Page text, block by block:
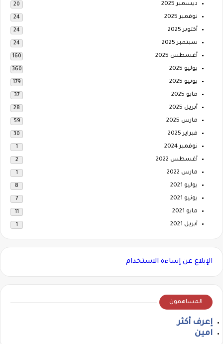
ديسمبر 2025 20
نوفمبر 2025 24
أكتوبر 2025 24
سبتمبر 2025 24
أغسطس 2025 160
يوليو 2025 360
يونيو 2025 179
مايو 2025 37
أبريل 2025 28
مارس 2025 59
فبراير 2025 30
نوفمبر 2024 1
أغسطس 2022 2
مارس 2022 1
يوليو 2021 8
يونيو 2021 7
مايو 2021 11
أبريل 2021 1
الإبلاغ عن إساءة الاستخدام
المساهمون
إعرف أكثر
امين